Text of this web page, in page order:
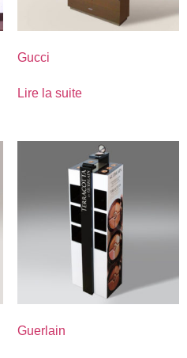
Gucci
Lire la suite
Guerlain